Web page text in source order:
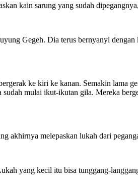
kain sarung yang sudah
Gegeh. Dia terus bernyanyi
ke kiri ke kanan. Semakin lama
mulai ikut-ikutan gila. Mereka
akhirnya melepaskan lukah dari
yang kecil itu bisa tunggang-